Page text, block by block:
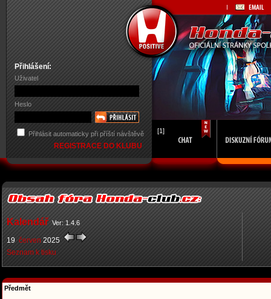
Přihlášení:
Uživatel
Heslo
Přihlásit automaticky při příští návštěvě
REGISTRACE DO KLUBU
[1]
Kalendář Ver: 1.4.6
19 červen 2025
Seznam k tisku
Předmět